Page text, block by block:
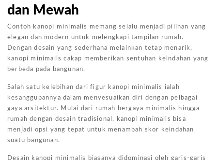
dan Mewah
Contoh kanopi minimalis memang selalu menjadi pilihan yang
elegan dan modern untuk melengkapi tampilan rumah.
Dengan desain yang sederhana melainkan tetap menarik,
kanopi minimalis cakap memberikan sentuhan keindahan yang
berbeda pada bangunan.
Salah satu kelebihan dari figur kanopi minimalis ialah
kesanggupannya dalam menyesuaikan diri dengan pelbagai
gaya arsitektur. Mulai dari rumah bergaya minimalis hingga
rumah dengan desain tradisional, kanopi minimalis bisa
menjadi opsi yang tepat untuk menambah skor keindahan
suatu bangunan.
Desain kanopi minimalis biasanya didominasi oleh garis-garis